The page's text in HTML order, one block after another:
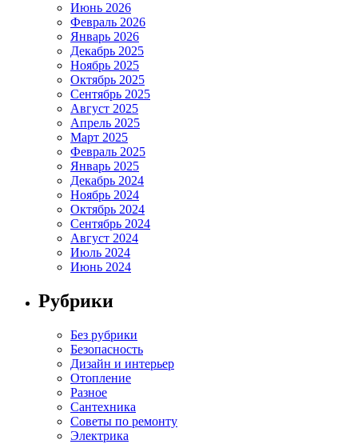
Июнь 2026
Февраль 2026
Январь 2026
Декабрь 2025
Ноябрь 2025
Октябрь 2025
Сентябрь 2025
Август 2025
Апрель 2025
Март 2025
Февраль 2025
Январь 2025
Декабрь 2024
Ноябрь 2024
Октябрь 2024
Сентябрь 2024
Август 2024
Июль 2024
Июнь 2024
Рубрики
Без рубрики
Безопасность
Дизайн и интерьер
Отопление
Разное
Сантехника
Советы по ремонту
Электрика